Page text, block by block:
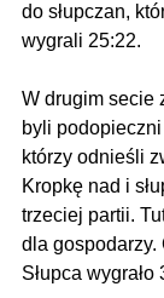
do słupczan,
wygrali 25:22.
W drugim secie
byli
którzy odnieśli
Kropkę nad i
trzeciej partii.
dla gospodarzy.
Słupca wygrało